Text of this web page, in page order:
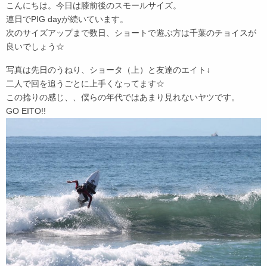
こんにちは。今日は膝前後のスモールサイズ。
連日でPIG dayが続いています。
次のサイズアップまで数日、ショートで遊ぶ方は千葉のチョイスが
良いでしょう☆
写真は先日のうねり、ショータ（上）と友達のエイト↓
二人で回を追うごとに上手くなってます☆
この捻りの感じ、、僕らの年代ではあまり見れないヤツです。
GO EITO!!